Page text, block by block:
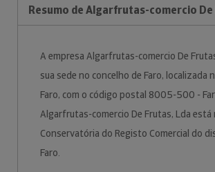
Resumo de Algarfrutas-comercio
A empresa Algarfrutas-comercio De
sua sede no concelho de Faro, localizada
Faro, com o código postal 8005-500 -
Algarfrutas-comercio De Frutas, Lda está
Conservatória do Registo Comercial do
Faro.